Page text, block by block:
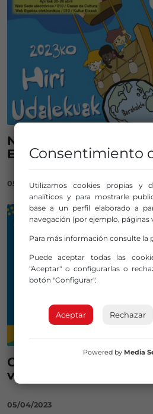
NUEVAS colonias
EN BARAKALDO
05/04/2023
Casi 5.400 plazas para
verano de Bilbao
05/04/2023
Consentimiento
Utilizamos cookies propias y
analíticos y para mostrarle
base a un perfil elaborado a
navegación (por ejemplo, páginas
Para más información consulte la
Puede aceptar todas las
"Aceptar" o configurarlas o
botón "Configurar".
Aceptar Rechazar
Powered by Media